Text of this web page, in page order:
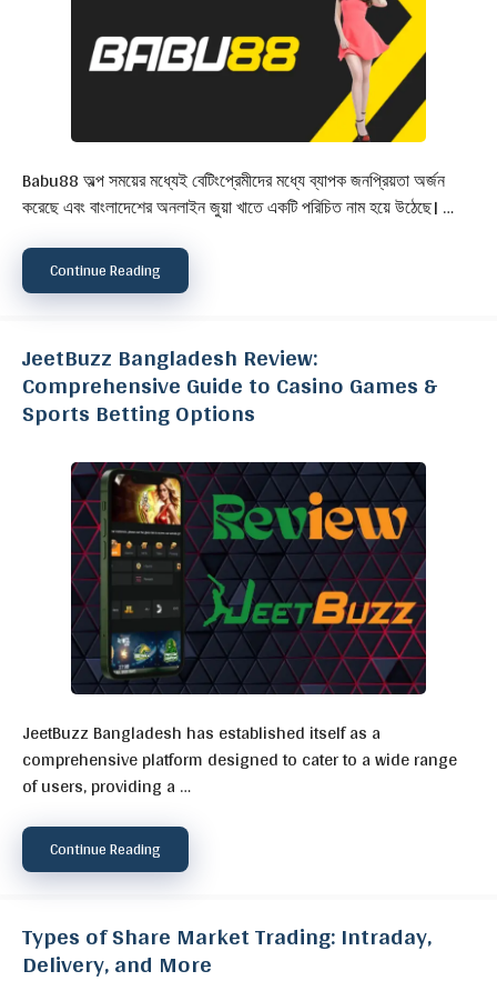
Babu88 অল্প সময়ের মধ্যেই বেটিংপ্রেমীদের মধ্যে ব্যাপক জনপ্রিয়তা অর্জন
করেছে এবং বাংলাদেশের অনলাইন জুয়া খাতে একটি পরিচিত নাম হয়ে উঠেছে। …
Continue Reading
JeetBuzz Bangladesh Review:
Comprehensive Guide to Casino Games &
Sports Betting Options
JeetBuzz Bangladesh has established itself as a
comprehensive platform designed to cater to a wide range
of users, providing a …
Continue Reading
Types of Share Market Trading: Intraday,
Delivery, and More